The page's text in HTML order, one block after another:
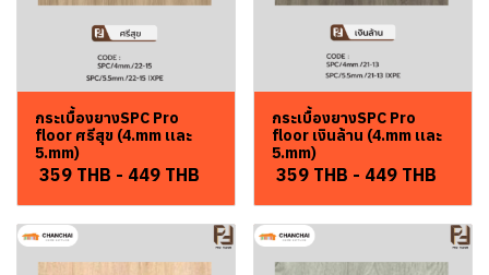
กระเบื้องยางSPC Pro
floor ศรีสุข (4.mm เเละ
5.mm)
359 THB - 449 THB
กระเบื้องยางSPC Pro
floor เงินล้าน (4.mm เเละ
5.mm)
359 THB - 449 THB